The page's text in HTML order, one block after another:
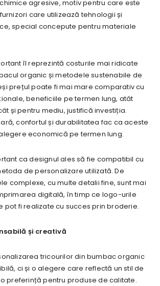
agresive, motiv pentru care este
care utilizează tehnologii și
special concepute pentru materiale
îl reprezintă costurile mai ridicate
organic și metodele sustenabile de
prețul poate fi mai mare comparativ cu
beneficiile pe termen lung, atât
și pentru mediu, justifică investiția.
confortul și durabilitatea fac ca aceste
economică pe termen lung.
ca designul ales să fie compatibil cu
de personalizare utilizată. De
complexe, cu multe detalii fine, sunt mai
digitală, în timp ce logo-urile
pot fi realizate cu succes prin broderie.
și creativă
tricourilor din bumbac organic
ci și o alegere care reflectă un stil de
preferință pentru produse de calitate.